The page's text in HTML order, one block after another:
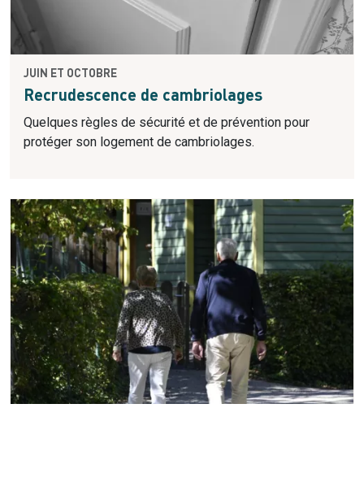
JUIN ET OCTOBRE
Recrudescence de cambriolages
Quelques règles de sécurité et de prévention pour
protéger son logement de cambriolages.